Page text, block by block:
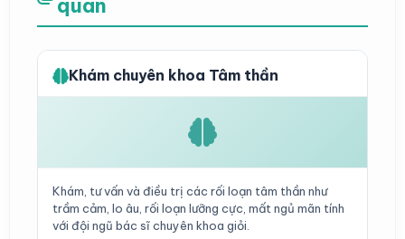
quan
Khám chuyên khoa Tâm thần
Khám, tư vấn và điều trị các rối loạn tâm thần như
trầm cảm, lo âu, rối loạn lưỡng cực, mất ngủ mãn tính
với đội ngũ bác sĩ chuyên khoa giỏi.